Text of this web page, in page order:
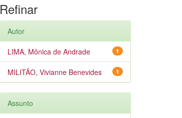
Refinar
Autor
1
LIMA, Mônica de Andrade
1
MILITÃO, Vivianne Benevides
Assunto